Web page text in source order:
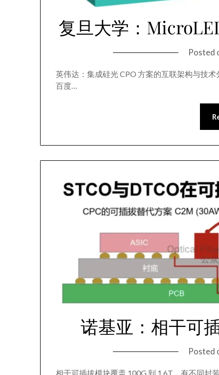
复旦大学：
Posted
英伟达：集成硅光 CPO 方案的互联架构与技
百度…
诺基亚：相干可
Posted
相干可插拔模块覆盖 100G 到 1.6T，有不同封